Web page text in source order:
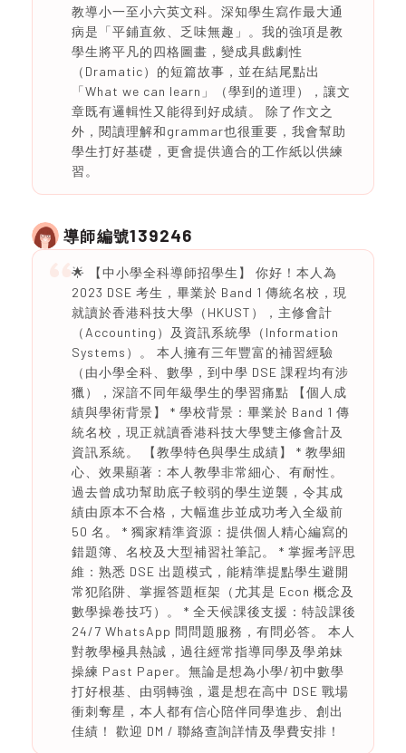
教導小一至小六英文科。深知學生寫作最大通
病是「平鋪直敘、乏味無趣」。我的強項是教
學生將平凡的四格圖畫，變成具戲劇性
（Dramatic）的短篇故事，並在結尾點出
「What we can learn」（學到的道理），讓文
章既有邏輯性又能得到好成績。 除了作文之
外，閱讀理解和grammar也很重要，我會幫助
學生打好基礎，更會提供適合的工作紙以供練
習。
導師編號139246
🌟 【中小學全科導師招學生】 你好！本人為
2023 DSE 考生，畢業於 Band 1 傳統名校，現
就讀於香港科技大學（HKUST），主修會計
（Accounting）及資訊系統學（Information
Systems）。 本人擁有三年豐富的補習經驗
（由小學全科、數學，到中學 DSE 課程均有涉
獵），深諳不同年級學生的學習痛點 【個人成
績與學術背景】 * 學校背景：畢業於 Band 1 傳
統名校，現正就讀香港科技大學雙主修會計及
資訊系統。 【教學特色與學生成績】 * 教學細
心、效果顯著：本人教學非常細心、有耐性。
過去曾成功幫助底子較弱的學生逆襲，令其成
績由原本不合格，大幅進步並成功考入全級前
50 名。 * 獨家精準資源：提供個人精心編寫的
錯題簿、名校及大型補習社筆記。 * 掌握考評思
維：熟悉 DSE 出題模式，能精準提點學生避開
常犯陷阱、掌握答題框架（尤其是 Econ 概念及
數學操卷技巧）。 * 全天候課後支援：特設課後
24/7 WhatsApp 問問題服務，有問必答。 本人
對教學極具熱誠，過往經常指導同學及學弟妹
操練 Past Paper。無論是想為小學/初中數學
打好根基、由弱轉強，還是想在高中 DSE 戰場
衝刺奪星，本人都有信心陪伴同學進步、創出
佳績！ 歡迎 DM / 聯絡查詢詳情及學費安排！